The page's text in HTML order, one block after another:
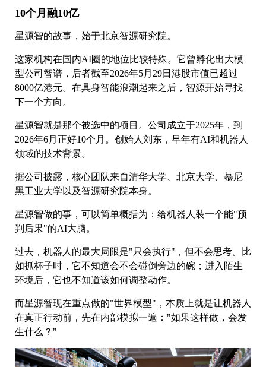
10个月融10亿
星源智的故事，始于北京智源研究院。
这家机构在国内AI圈的地位比较特殊。它曾孵化出大模
型公司智谱，后者截至2026年5月29日港股市值已超过
8000亿港元。在具身智能浪潮起来之后，智源开始寻找
下一个方向。
星源智就是那个被选中的项目。公司成立于2025年，到
2026年6月正好10个月。创始人刘东，早年有AI和机器人
领域的技术背景。
据公司披露，核心团队来自清华大学、北京大学、慕尼
黑工业大学以及智源研究院本身。
星源智做的事，可以简单概括为：给机器人装一个能"预
判后果"的AI大脑。
过去，机器人的最大局限是"只会执行"，但不会思考。比
如抓杯子时，它不知道会不会碰倒旁边的碗；进入陌生
环境后，它也不知道该如何调整动作。
而星源智现在重点做的"世界模型"，本质上就是让机器人
在真正行动前，先在内部模拟一遍："如果这样做，会发
生什么？"